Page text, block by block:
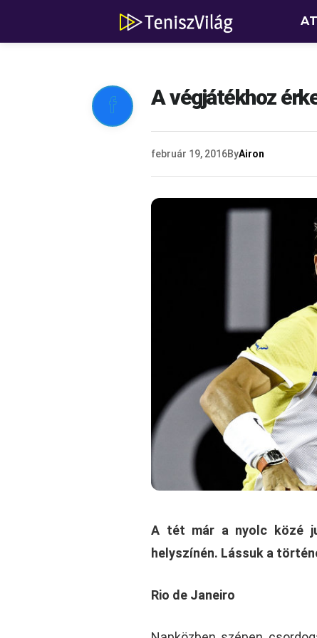
 A végjátékhoz
február 19, 2016ByAiron
A tét már a nyolc közé
helyszínén. Lássuk a
Rio de Janeiro